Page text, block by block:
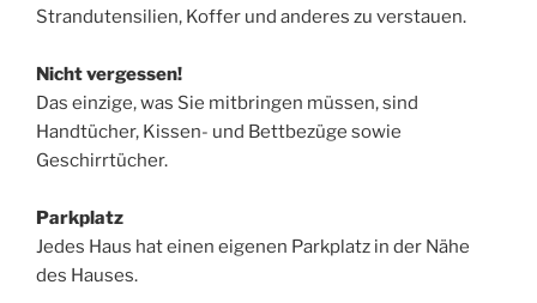
Strandutensilien, Koffer und anderes zu verstauen.
Nicht vergessen!
Das einzige, was Sie mitbringen müssen, sind
Handtücher, Kissen- und Bettbezüge sowie
Geschirrtücher.
Parkplatz
Jedes Haus hat einen eigenen Parkplatz in der Nähe
des Hauses.